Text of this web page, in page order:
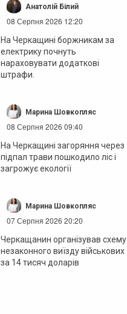
Анатолій Білий
08 Серпня 2026 12:20
На Черкащині боржникам за
електрику почнуть
нараховувати додаткові
штрафи.
Марина Шовкопляс
08 Серпня 2026 09:40
На Черкащині загоряння через
підпал трави пошкодило ліс і
загрожує екології
Марина Шовкопляс
07 Серпня 2026 20:20
Черкащанин організував схему
незаконного виїзду військових
за 14 тисяч доларів